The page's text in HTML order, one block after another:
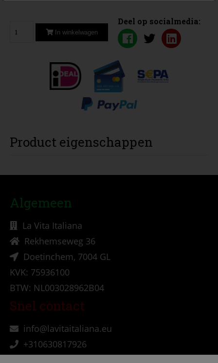
In winkelwagen
Deel op socialmedia:
Product eigenschappen
Algemeen
La Vita Italiana
Rekhemseweg 36
Doetinchem, 7004 GL
KVK: 75936100
BTW: NL003028962B04
Snel contact
info@lavitaitaliana.eu
+310630817926